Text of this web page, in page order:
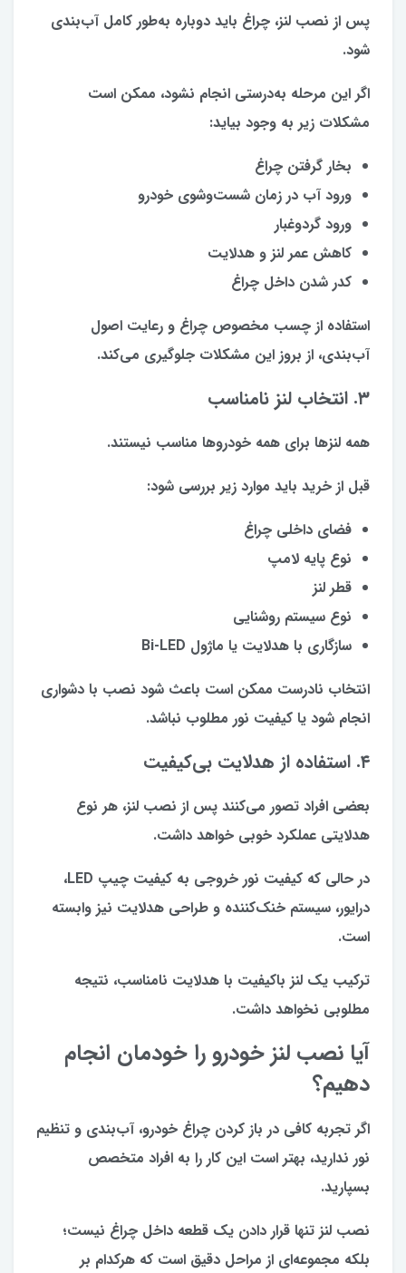
پس از نصب لنز، چراغ باید دوباره به‌طور کامل آب‌بندی
شود.
اگر این مرحله به‌درستی انجام نشود، ممکن است
مشکلات زیر به وجود بیاید:
بخار گرفتن چراغ
ورود آب در زمان شست‌وشوی خودرو
ورود گردوغبار
کاهش عمر لنز و هدلایت
کدر شدن داخل چراغ
استفاده از چسب مخصوص چراغ و رعایت اصول
آب‌بندی، از بروز این مشکلات جلوگیری می‌کند.
۳. انتخاب لنز نامناسب
همه لنزها برای همه خودروها مناسب نیستند.
قبل از خرید باید موارد زیر بررسی شود:
فضای داخلی چراغ
نوع پایه لامپ
قطر لنز
نوع سیستم روشنایی
سازگاری با هدلایت یا ماژول Bi-LED
انتخاب نادرست ممکن است باعث شود نصب با دشواری
انجام شود یا کیفیت نور مطلوب نباشد.
۴. استفاده از هدلایت بی‌کیفیت
بعضی افراد تصور می‌کنند پس از نصب لنز، هر نوع
هدلایتی عملکرد خوبی خواهد داشت.
در حالی که کیفیت نور خروجی به کیفیت چیپ LED،
درایور، سیستم خنک‌کننده و طراحی هدلایت نیز وابسته
است.
ترکیب یک لنز باکیفیت با هدلایت نامناسب، نتیجه
مطلوبی نخواهد داشت.
آیا نصب لنز خودرو را خودمان انجام
دهیم؟
اگر تجربه کافی در باز کردن چراغ خودرو، آب‌بندی و تنظیم
نور ندارید، بهتر است این کار را به افراد متخصص
بسپارید.
نصب لنز تنها قرار دادن یک قطعه داخل چراغ نیست؛
بلکه مجموعه‌ای از مراحل دقیق است که هرکدام بر